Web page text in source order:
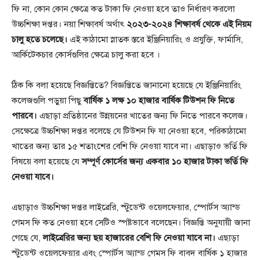
ফি না, কোন কোন ক্ষেত্রে কত টাকা ফি নেওয়া হবে তাও নির্ধারণ করলো
উচ্চশিক্ষা দপ্তর। নয়া শিক্ষাবর্ষ অর্থাৎ ২০২৩-২০২৪ শিক্ষাবর্ষ থেকে এই নিয়ম
চালু হতে চলেছে। এই কাঠামো স্নাতক স্তরে ইঞ্জিনিয়ারিং ও প্রযুক্তি, ফার্মাসি,
আর্কিটেকচার কোর্সগুলির ক্ষেত্রে চালু করা হবে ।
ঠিক কি বলা হয়েছে বিজ্ঞপ্তিতে? বিজ্ঞপ্তিতে জানানো হয়েছে যে ইঞ্জিনিয়ারিং
কলেজগুলি পড়ুয়া পিছুবার্ষিক ১ লক্ষ ১০ হাজার বার্ষিক টিউশন ফি নিতে
পারবে। এছাড়া প্রতিষ্ঠানের উন্নয়নের খাতের জন্য ফি নিতে পারবে কলেজ।
সেক্ষেত্রে উচ্চশিক্ষা দপ্তর বলেছে যে টিউশন ফি যা নেওয়া হবে, পরিকাঠামো
খাতের জন্য তার ১৫ শতাংশের বেশি ফি নেওয়া যাবে না। এছাড়াও ভর্তি ফি
বিষয়ে বলা হয়েছে যেসম্পূর্ণ কোর্সের জন্য একবার ১০ হাজার টাকা ভর্তি ফি
নেওয়া যাবে।
এছাড়াও উচ্চশিক্ষা দপ্তর লাইব্রেরি, স্টুডেন্ট ওয়েলফেয়ার, স্পোর্টস অ্যান্ড
গেমস ফি কত নেওয়া হবে সেটিও স্পষ্টভাবে বলেছেন। বিজ্ঞপ্তি অনুযায়ী জানা
গেছে যে, লাইব্রেরির জন্য ছয় হাজারের বেশি ফি নেওয়া যাবে না। এছাড়া
স্টুডেন্ট ওয়েলফেয়ার এবং স্পোর্টস অ্যান্ড গেমস ফি বাবদ বার্ষিক ১ হাজার